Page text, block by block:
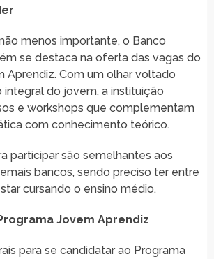
menos importante, o Banco
se destaca na oferta das vagas do
Aprendiz. Com um olhar voltado
integral do jovem, a instituição
e workshops que complementam
com conhecimento teórico.
participar são semelhantes aos
bancos, sendo preciso ter entre
cursando o ensino médio.
Jovem Aprendiz
para se candidatar ao Programa